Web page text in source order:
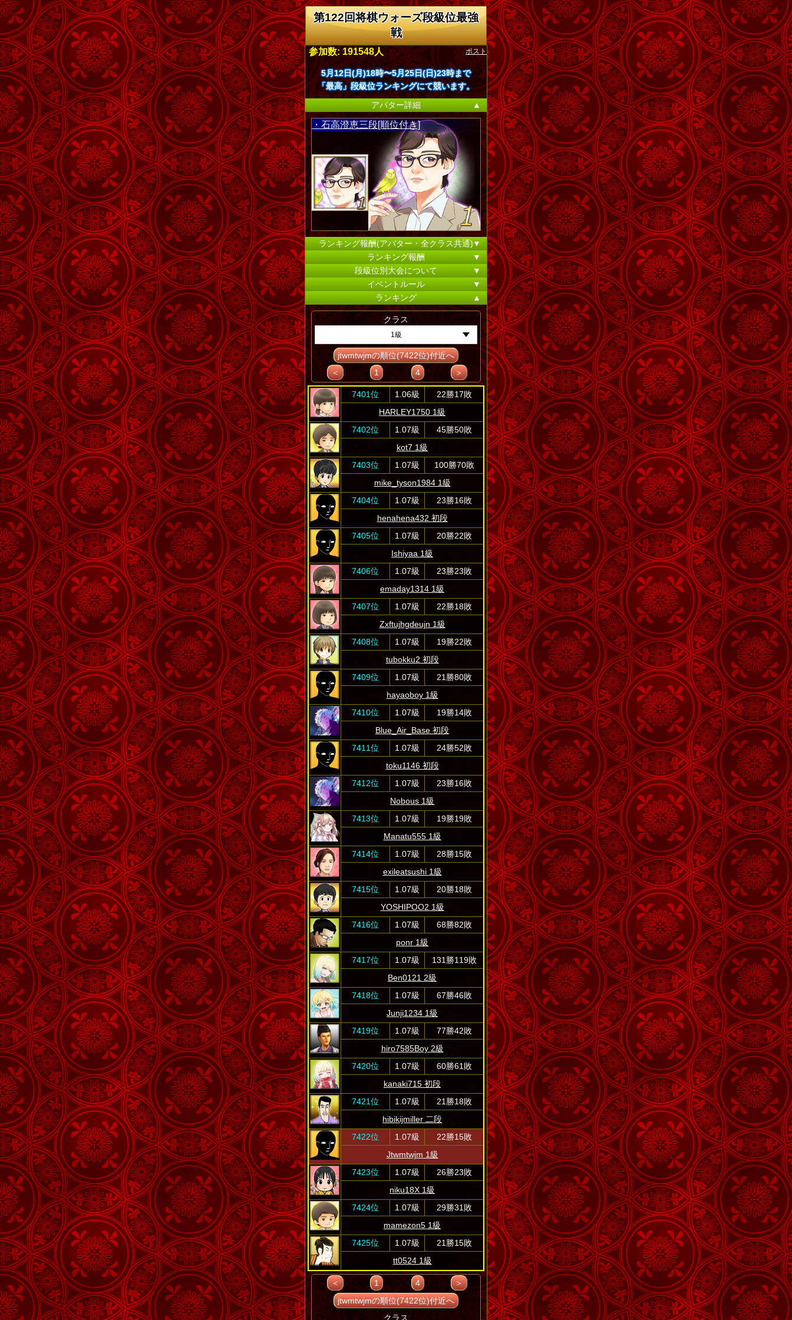
第122回将棋ウォーズ段級位最強
戦
ポスト
参加数: 191548人
5月12日(月)18時〜5月25日(日)23時まで
「最高」段級位ランキングにて競います。
アバター詳細
▲
・石高澄恵三段[順位付き]
ランキング報酬(アバター・全クラス共通)▼
ランキング報酬
▼
段級位別大会について
▼
イベントルール
▼
ランキング
▲
クラス
1級
jtwmtwjmの順位(7422位)付近へ
＜
1 4 ＞
7401位 1.06級
22勝17敗
HARLEY1750 1級
7402位
1.07級
45勝50敗
kot7 1級
7403位
1.07級
100勝70敗
mike_tyson1984 1級
7404位
1.07級
23勝16敗
henahena432 初段
7405位
1.07級
20勝22敗
Ishiyaa 1級
7406位
1.07級
23勝23敗
emaday1314 1級
7407位
1.07級
22勝18敗
Zxftujhgdeujn 1級
7408位
1.07級
19勝22敗
tubokku2 初段
7409位
1.07級
21勝80敗
hayaoboy 1級
7410位
1.07級
19勝14敗
Blue_Air_Base 初段
7411位
1.07級
24勝52敗
toku1146 初段
7412位
1.07級
23勝16敗
Nobous 1級
7413位
1.07級
19勝19敗
Manatu555 1級
7414位
1.07級
28勝15敗
exileatsushi 1級
7415位
1.07級
20勝18敗
YOSHIPOO2 1級
7416位
1.07級
68勝82敗
ponr 1級
7417位
1.07級
131勝119敗
Ben0121 2級
7418位
1.07級
67勝46敗
Junji1234 1級
7419位
1.07級
77勝42敗
hiro7585Boy 2級
7420位
1.07級
60勝61敗
kanaki715 初段
7421位
1.07級
21勝18敗
hibikijmiller 二段
7422位
1.07級
22勝15敗
Jtwmtwjm 1級
7423位
1.07級
26勝23敗
niku18X 1級
7424位
1.07級
29勝31敗
mamezon5 1級
7425位
1.07級
21勝15敗
tt0524 1級
＜ 1 4
＞
jtwmtwjmの順位(7422位)付近へ
クラス